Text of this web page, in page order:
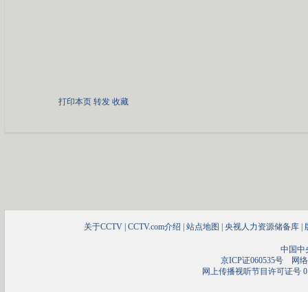
打印本页 转发 收藏
关于CCTV | CCTV.com介绍 | 站点地图 | 央视人力资源储备库 |
中国中
京ICP证060535号网络
网上传播视听节目许可证号